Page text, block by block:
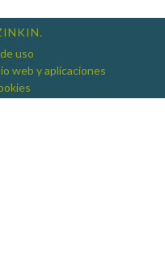
uso
web y aplicaciones